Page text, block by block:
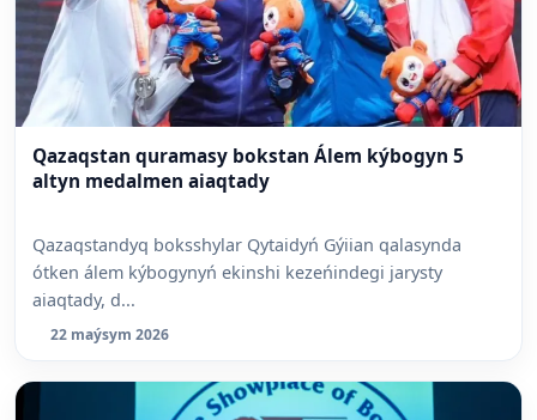
Qazaqstan quramasy bokstan Álem kýbogyn 5
altyn medalmen aiaqtady
Qazaqstandyq boksshylar Qytaidyń Gýiian qalasynda
ótken álem kýbogynyń ekinshi kezeńindegi jarysty
aiaqtady, d...
22 maýsym 2026